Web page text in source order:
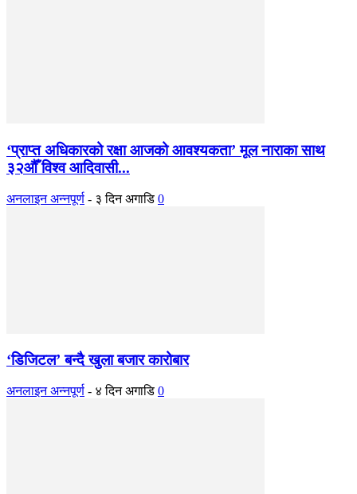
‘प्राप्त अधिकारको रक्षा आजको आवश्यकता’ मूल नाराका साथ
३२औँ विश्व आदिवासी...
अनलाइन अन्नपूर्ण - ३ दिन अगाडि 0
‘डिजिटल’ बन्दै खुला बजार कारोबार
अनलाइन अन्नपूर्ण - ४ दिन अगाडि 0